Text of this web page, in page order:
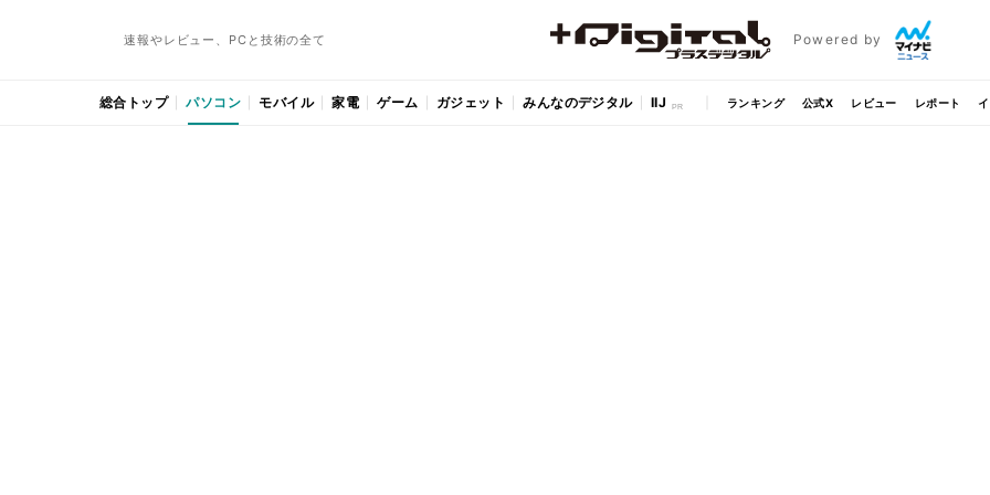
速報やレビュー、PCと技術の全て Powered by
総合トップ パソコン モバイル 家電 ゲーム ガジェット みんなのデジタル IIJ ランキング 公式X レビュー レポート